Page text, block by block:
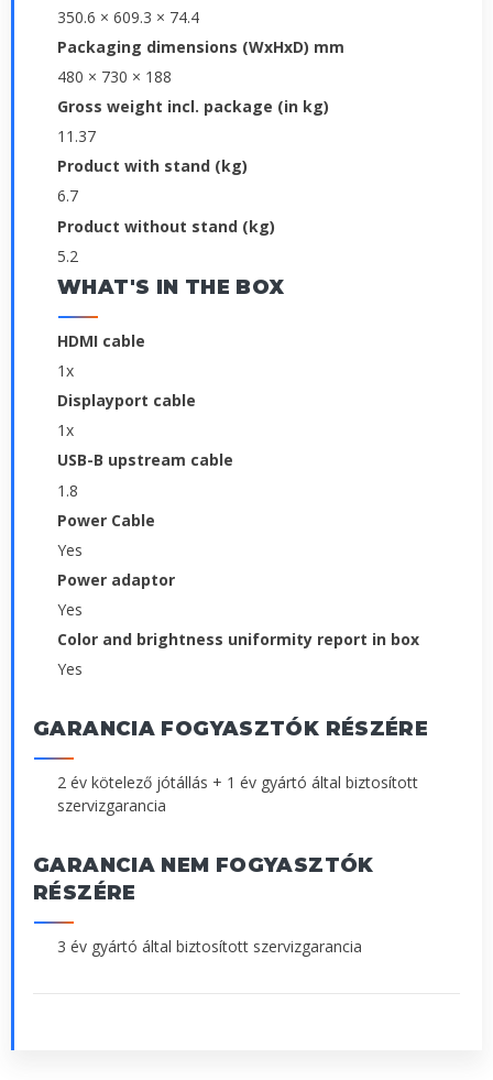
350.6 × 609.3 × 74.4
Packaging dimensions (WxHxD) mm
480 × 730 × 188
Gross weight incl. package (in kg)
11.37
Product with stand (kg)
6.7
Product without stand (kg)
5.2
WHAT'S IN THE BOX
HDMI cable
1x
Displayport cable
1x
USB-B upstream cable
1.8
Power Cable
Yes
Power adaptor
Yes
Color and brightness uniformity report in box
Yes
GARANCIA FOGYASZTÓK RÉSZÉRE
2 év kötelező jótállás + 1 év gyártó által biztosított
szervizgarancia
GARANCIA NEM FOGYASZTÓK
RÉSZÉRE
3 év gyártó által biztosított szervizgarancia